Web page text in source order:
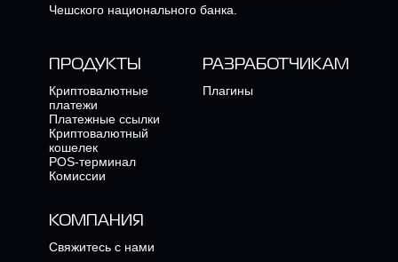
Чешского национального банка.
ПРОДУКТЫ
Криптовалютные
платежи
Платежные ссылки
Криптовалютный
кошелек
POS-терминал
Комиссии
РАЗРАБОТЧИКАМ
Плагины
КОМПАНИЯ
Свяжитесь с нами